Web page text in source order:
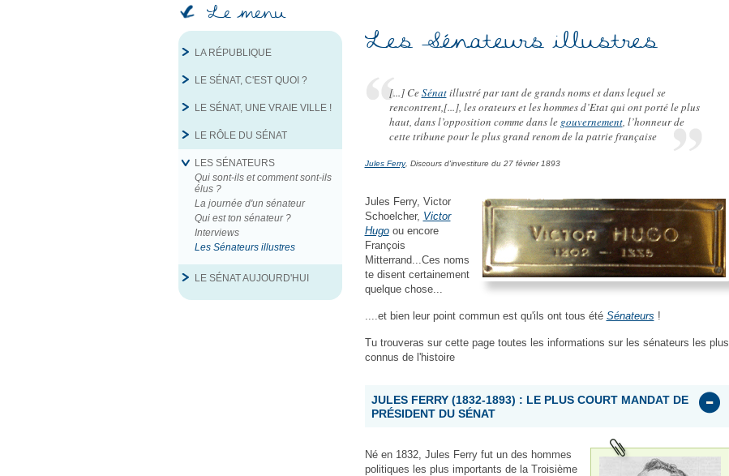
Le menu
LA RÉPUBLIQUE
LE SÉNAT, C'EST QUOI ?
LE SÉNAT, UNE VRAIE VILLE !
LE RÔLE DU SÉNAT
LES SÉNATEURS
Qui sont‐ils et comment sont‐ils
élus ?
La journée d'un sénateur
Qui est ton sénateur ?
Interviews
Les Sénateurs illustres
LE SÉNAT AUJOURD'HUI
Les Sénateurs illustres
[...] CeSénatillustré par tant de grands noms et dans lequel se
rencontrent,[...], les orateurs et les hommes d’Etat qui ont porté le plus
haut, dans l’opposition comme dans le gouvernement, l’honneur de
cette tribune pour le plus grand renom de la patrie française
Jules Ferry, Discours d'investiture du 27 février 1893
Jules Ferry, Victor
Schoelcher, Victor
Hugoou encore
François
Mitterrand...Ces noms
te disent certainement
quelque chose...
....et bien leur point commun est qu'ils ont tous été Sénateurs !
Tu trouveras sur cette page toutes les informations sur les sénateurs les plus
connus de l'histoire
JULES FERRY (1832-1893) : LE PLUS COURT MANDAT DE
PRÉSIDENT DU SÉNAT
Né en 1832, Jules Ferry fut un des hommes
politiques les plus importants de la Troisième